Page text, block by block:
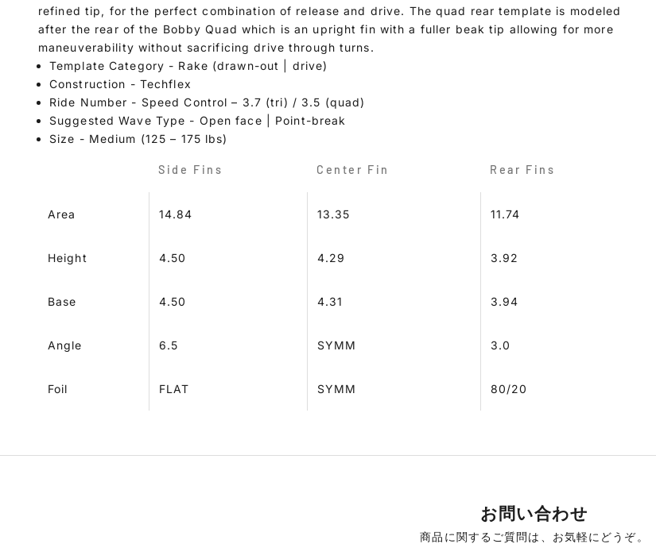
refined tip, for the perfect combination of release and drive. The quad rear template is modeled
after the rear of the Bobby Quad which is an upright fin with a fuller beak tip allowing for more
maneuverability without sacrificing drive through turns.
Template Category - Rake (drawn-out | drive)
Construction - Techflex
Ride Number - Speed Control – 3.7 (tri) / 3.5 (quad)
Suggested Wave Type - Open face | Point-break
Size - Medium (125 – 175 lbs)
Side Fins Center Fin Rear Fins
Area 14.84 13.35 11.74
Height 4.50 4.29 3.92
Base 4.50 4.31 3.94
Angle 6.5 SYMM 3.0
Foil FLAT SYMM 80/20
お問い合わせ
商品に関するご質問は、お気軽にどうぞ。